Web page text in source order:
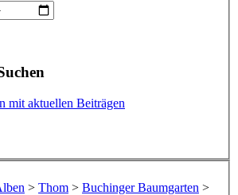
mit aktuellen Beiträgen
> Thom > Buchinger Baumgarten >